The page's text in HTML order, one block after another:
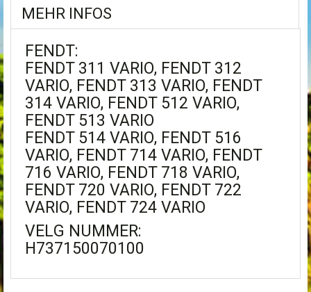
MEHR INFOS
FENDT:
FENDT 311 VARIO, FENDT 312
VARIO, FENDT 313 VARIO, FENDT
314 VARIO, FENDT 512 VARIO,
FENDT 513 VARIO
FENDT 514 VARIO, FENDT 516
VARIO, FENDT 714 VARIO, FENDT
716 VARIO, FENDT 718 VARIO,
FENDT 720 VARIO, FENDT 722
VARIO, FENDT 724 VARIO
VELG NUMMER:
H737150070100